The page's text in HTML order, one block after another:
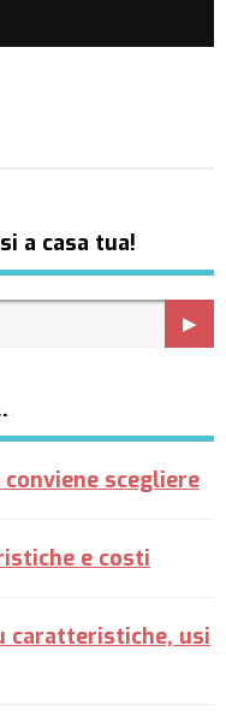
a casa tua!
scegliere
e costi
caratteristiche, usi